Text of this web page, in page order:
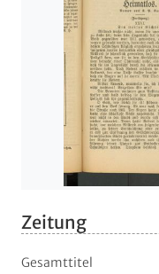
Zeitung
Gesamttitel